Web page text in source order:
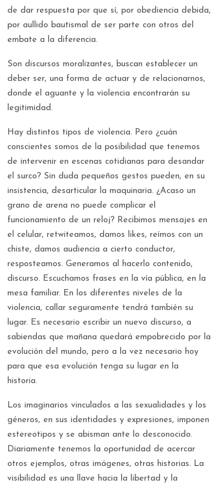
de dar respuesta por que sí, por obediencia debida,
por aullido bautismal de ser parte con otros del
embate a la diferencia.
Son discursos moralizantes, buscan establecer un
deber ser, una forma de actuar y de relacionarnos,
donde el aguante y la violencia encontrarán su
legitimidad.
Hay distintos tipos de violencia. Pero ¿cuán
conscientes somos de la posibilidad que tenemos
de intervenir en escenas cotidianas para desandar
el surco? Sin duda pequeños gestos pueden, en su
insistencia, desarticular la maquinaria. ¿Acaso un
grano de arena no puede complicar el
funcionamiento de un reloj? Recibimos mensajes en
el celular, retwiteamos, damos likes, reímos con un
chiste, damos audiencia a cierto conductor,
resposteamos. Generamos al hacerlo contenido,
discurso. Escuchamos frases en la vía pública, en la
mesa familiar. En los diferentes niveles de la
violencia, callar seguramente tendrá también su
lugar. Es necesario escribir un nuevo discurso, a
sabiendas que mañana quedará empobrecido por la
evolución del mundo, pero a la vez necesario hoy
para que esa evolución tenga su lugar en la
historia.
Los imaginarios vinculados a las sexualidades y los
géneros, en sus identidades y expresiones, imponen
estereotipos y se abisman ante lo desconocido.
Diariamente tenemos la oportunidad de acercar
otros ejemplos, otras imágenes, otras historias. La
visibilidad es una llave hacia la libertad y la